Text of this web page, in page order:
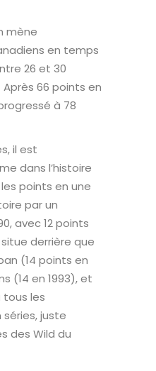
mène
en temps
26 et 30
66 points en
à 78
il est
dans l’histoire
points en une
par un
avec 12 points
situe derrière que
(14 points en
(14 en 1993), et
tous les
juste
des Wild du